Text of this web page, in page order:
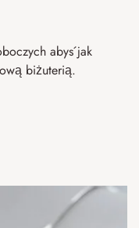
abyś jak
biżuterią.